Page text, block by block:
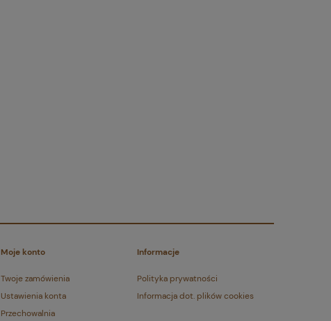
Moje konto
Twoje zamówienia
Ustawienia konta
Przechowalnia
Informacje
Polityka prywatności
Informacja dot. plików cookies